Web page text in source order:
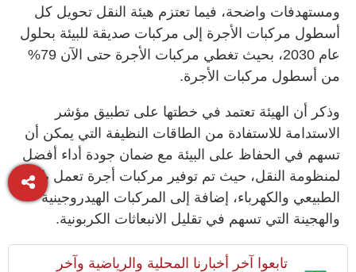
ومستهدفات واضحة، فيما تعتزم هيئة النقل تحويل كل
أسطول مركبات الأجرة إلى مركبات صديقة للبيئة بحلول
عام 2030، بحيث تغطي مركبات الأجرة حتى الآن 79%
من أسطول مركبات الأجرة.
وذكر أن الهيئة تعتمد في خطتها على تطبيق مؤشر
الاستدامة للاستفادة من الطاقات النظيفة التي يمكن أن
تسهم في الحفاظ على البيئة مع ضمان جودة أداء أفضل
لمنظومة النقل، حيث تم توفير مركبات أجرة تعمل بالغاز
الطبيعي والكهرباء، إضافة إلى المركبات الهيدروجينية
والهجينة التي تسهم في تقليل الانبعاثات الكربونية.
تابعوا آخر أخبارنا المحلية والرياضية وآخر